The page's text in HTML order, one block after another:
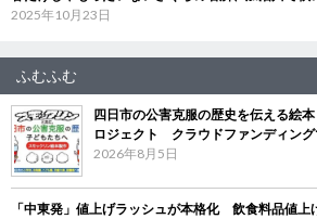
2025年10月23日
ふむふむ
四日市の公害克服の歴史を伝える絵
ロジェクト クラウドファンディン
2026年8月5日
「中東発」値上げラッシュが本格化 飲食料品値上